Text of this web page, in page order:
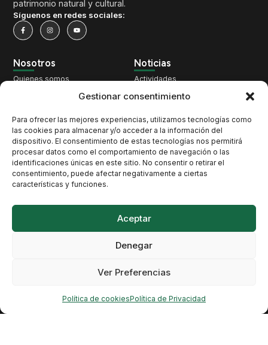
Gestionar consentimiento
Para ofrecer las mejores experiencias, utilizamos tecnologías como
las cookies para almacenar y/o acceder a la información del
dispositivo. El consentimiento de estas tecnologías nos permitirá
procesar datos como el comportamiento de navegación o las
identificaciones únicas en este sitio. No consentir o retirar el
consentimiento, puede afectar negativamente a ciertas
características y funciones.
Aceptar
Denegar
Ver Preferencias
Política de cookiesPolítica de Privacidad
patrimonio natural y cultural.
Síguenos en redes sociales:
Nosotros
Quienes somos
Pacto por los Cetáceos
Únete
Contacto
Noticias
Actividades
Territorio
Patrimonio
Biodiversidad
Opinión
Contacto